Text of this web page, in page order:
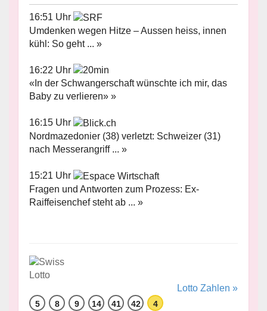
16:51 Uhr
Umdenken wegen Hitze – Aussen heiss, innen
kühl: So geht ... »
16:22 Uhr
«In der Schwangerschaft wünschte ich mir, das
Baby zu verlieren» »
16:15 Uhr
Nordmazedonier (38) verletzt: Schweizer (31)
nach Messerangriff ... »
15:21 Uhr
Fragen und Antworten zum Prozess: Ex-
Raiffeisenchef steht ab ... »
Lotto Zahlen »
5 8 9 14 41 42 4